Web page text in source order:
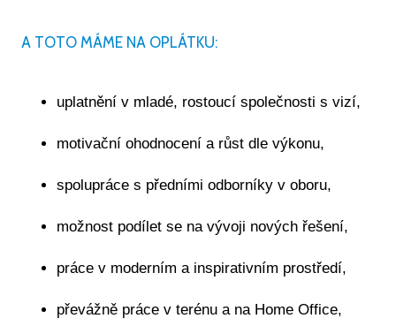
A TOTO MÁME NA OPLÁTKU:
uplatnění v mladé, rostoucí společnosti s vizí,
motivační ohodnocení a růst dle výkonu,
spolupráce s předními odborníky v oboru,
možnost podílet se na vývoji nových řešení,
práce v moderním a inspirativním prostředí,
převážně práce v terénu a na Home Office,